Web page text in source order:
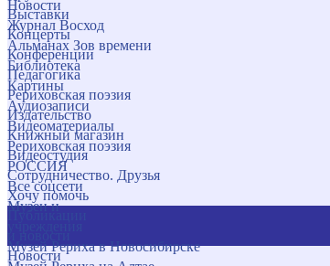
Новости
Журнал Восход
Альманах Зов времени
Библиотека
Картины
Аудиозаписи
Видеоматериалы
Рериховская поэзия
РОССИЯ
Все соцсети
Музеи и
Музей Рериха в Новосибирске
Выставки
Концерты
Конференции
Педагогика
Рериховская поэзия
Издательство
Книжный магазин
Видеостудия
Сотрудничество. Друзья
Хочу помочь
Новости